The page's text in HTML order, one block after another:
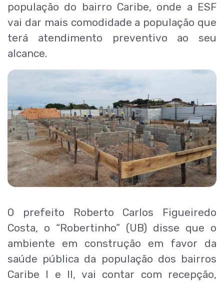
população do bairro Caribe, onde a ESF
vai dar mais comodidade a população que
terá atendimento preventivo ao seu
alcance.
O prefeito Roberto Carlos Figueiredo
Costa, o “Robertinho” (UB) disse que o
ambiente em construção em favor da
saúde pública da população dos bairros
Caribe I e II, vai contar com recepção,